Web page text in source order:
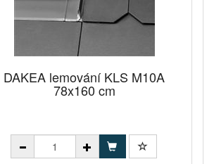
DAKEA lemování KLS M10A
78x160 cm